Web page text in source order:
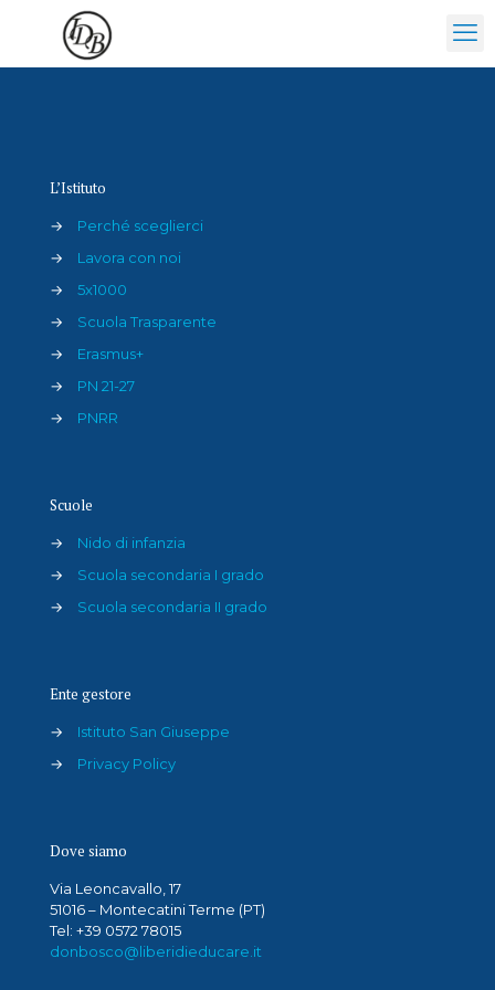
Attività
L’Istituto
→
Perché sceglierci
→
Lavora con noi
→
5x1000
→
Scuola Trasparente
→
Erasmus+
→
PN 21-27
→
PNRR
Scuole
→
Nido di infanzia
→
Scuola secondaria I grado
→
Scuola secondaria II grado
Ente gestore
→
Istituto San Giuseppe
→
Privacy Policy
Dove siamo
Via Leoncavallo, 17
51016 – Montecatini Terme (PT)
Tel: +39 0572 78015
donbosco@liberidieducare.it